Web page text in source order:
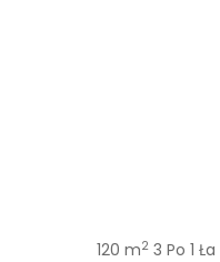
120 m2 3 Po 1 Ła